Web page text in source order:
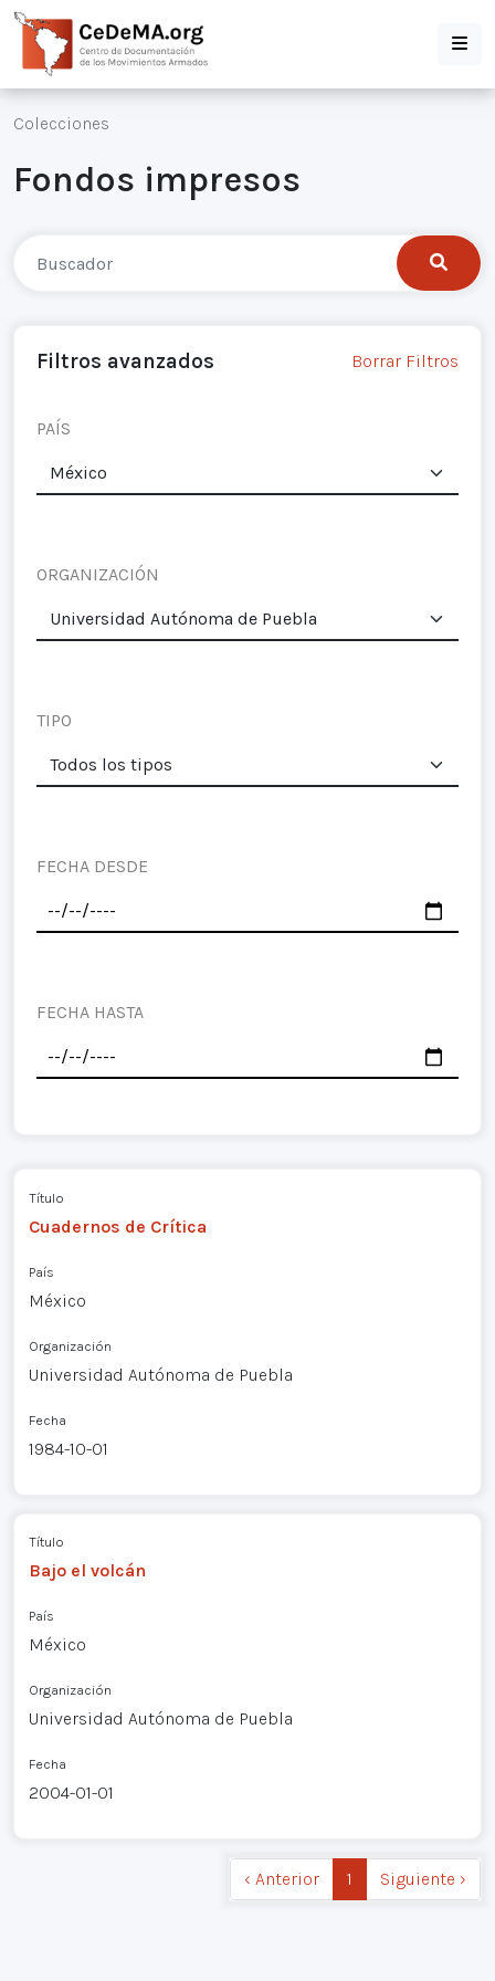
Colecciones
Fondos impresos
Filtros avanzados Borrar Filtros
PAÍS
ORGANIZACIÓN
TIPO
FECHA DESDE
FECHA HASTA
Título
Cuadernos de Crítica
País
México
Organización
Universidad Autónoma de Puebla
Fecha
1984-10-01
Título
Bajo el volcán
País
México
Organización
Universidad Autónoma de Puebla
Fecha
2004-01-01
‹ Anterior 1 Siguiente ›